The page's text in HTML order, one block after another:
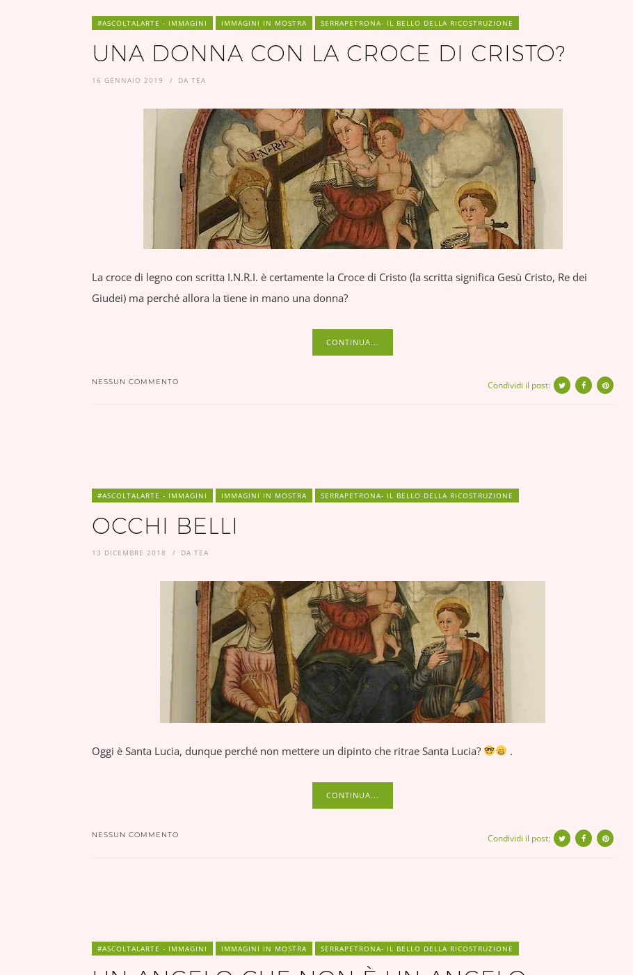
#ASCOLTALARTE - IMMAGINI IMMAGINI IN MOSTRA SERRAPETRONA- IL BELLO DELLA RICOSTRUZIONE
UNA DONNA CON LA CROCE DI CRISTO?
16 GENNAIO 2019 DA TEA
La croce di legno con scritta I.N.R.I. è certamente la Croce di Cristo (la scritta significa Gesù Cristo, Re dei
Giudei) ma perché allora la tiene in mano una donna?
CONTINUA...
NESSUN COMMENTO Condividi il post:
#ASCOLTALARTE - IMMAGINI IMMAGINI IN MOSTRA SERRAPETRONA- IL BELLO DELLA RICOSTRUZIONE
OCCHI BELLI
13 DICEMBRE 2018 DA TEA
Oggi è Santa Lucia, dunque perché non mettere un dipinto che ritrae Santa Lucia? .
CONTINUA...
NESSUN COMMENTO Condividi il post:
#ASCOLTALARTE - IMMAGINI IMMAGINI IN MOSTRA SERRAPETRONA- IL BELLO DELLA RICOSTRUZIONE